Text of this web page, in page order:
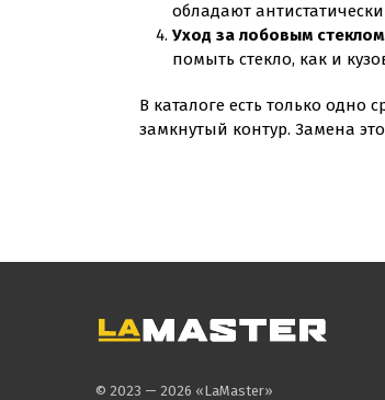
обладают
Уход за лобовым стеклом
помыть стекло, как и
В каталоге есть только одно
замкнутый контур. Замена
© 2023 — 2026 «LaMaster»